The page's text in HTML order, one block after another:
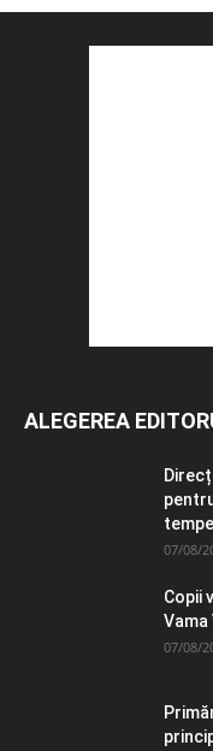
ALEGEREA
07/08/
Copii
Vama
07/08/